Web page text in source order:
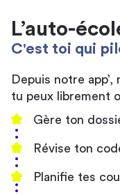
L’auto-
C'est toi qui
Depuis notre
tu peux librement
Gère ton
Révise ton
Planifie tes